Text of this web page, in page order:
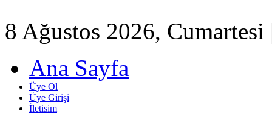
8 Ağustos 2026,
Ana Sayfa
Üye Ol
Üye Girişi
İletisim